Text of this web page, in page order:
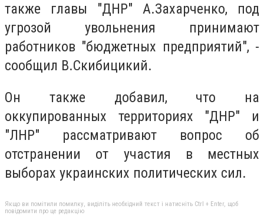
также главы "ДНР" А.Захарченко, под
угрозой увольнения принимают
работников "бюджетных предприятий", -
сообщил В.Скибицикий.
Он также добавил, что на
оккупированных территориях "ДНР" и
"ЛНР" рассматривают вопрос об
отстранении от участия в местных
выборах украинских политических сил.
Якщо ви помітили помилку, виділіть необхідний текст і натисніть Ctrl + Enter, щоб
повідомити про це редакцію